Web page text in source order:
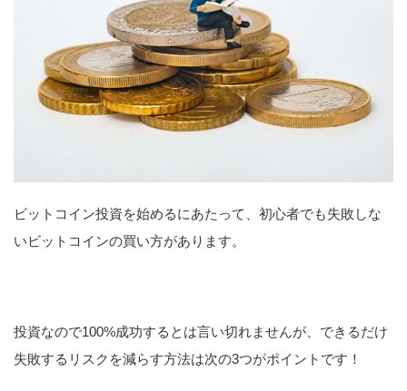
ビットコイン投資を始めるにあたって、初心者でも失敗しな
いビットコインの買い方があります。
投資なので100%成功するとは言い切れませんが、できるだけ
失敗するリスクを減らす方法は次の3つがポイントです！